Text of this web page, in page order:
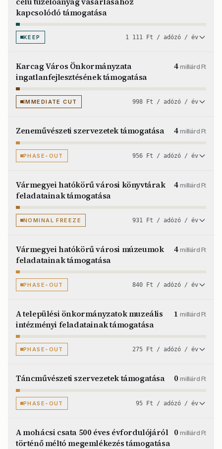
kapcsolódó támogatása
KEEP 1 111 Ft / adózó / év
Karcag Város Önkormányzata
ingatlanfejlesztésének támogatása
4milliárd Ft
IMMEDIATE CUT 998 Ft / adózó / év
Zeneművészeti szervezetek támogatása 4milliárd Ft
PHASE-OUT 956 Ft / adózó / év
Vármegyei hatókörű városi könyvtárak
feladatainak támogatása
4milliárd Ft
NOMINAL FREEZE 931 Ft / adózó / év
Vármegyei hatókörű városi múzeumok
feladatainak támogatása
4milliárd Ft
PHASE-OUT 840 Ft / adózó / év
A települési önkormányzatok muzeális
intézményi feladatainak támogatása
1milliárd Ft
PHASE-OUT 275 Ft / adózó / év
Táncművészeti szervezetek támogatása 0milliárd Ft
PHASE-OUT 95 Ft / adózó / év
A mohácsi csata 500 éves évfordulójáról
történő méltó megemlékezés támogatása
0milliárd Ft